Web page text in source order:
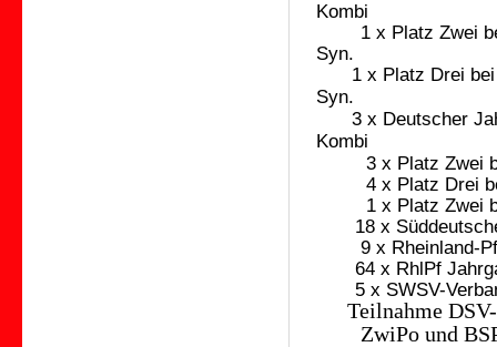
Kombi
1 x Platz Zwei
Syn.
1 x Platz Drei
Syn.
3 x Deutscher
Kombi
3 x Platz Zwei
4 x Platz Drei
1 x Platz Zwei
18 x
9 x Rheinland-
64 x RhlPf
5 x SWSV-
Teilnahme
ZwiPo und